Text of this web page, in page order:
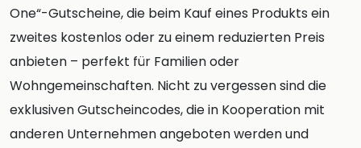
One“-Gutscheine, die beim Kauf eines Produkts ein
zweites kostenlos oder zu einem reduzierten Preis
anbieten – perfekt für Familien oder
Wohngemeinschaften. Nicht zu vergessen sind die
exklusiven Gutscheincodes, die in Kooperation mit
anderen Unternehmen angeboten werden und